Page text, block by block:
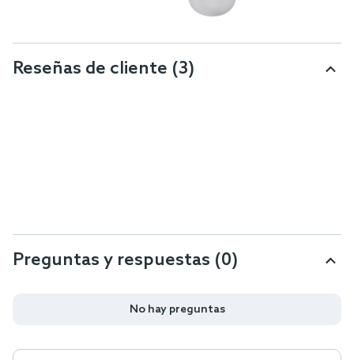
Reseñas de cliente (3)
Preguntas y respuestas (0)
No hay preguntas